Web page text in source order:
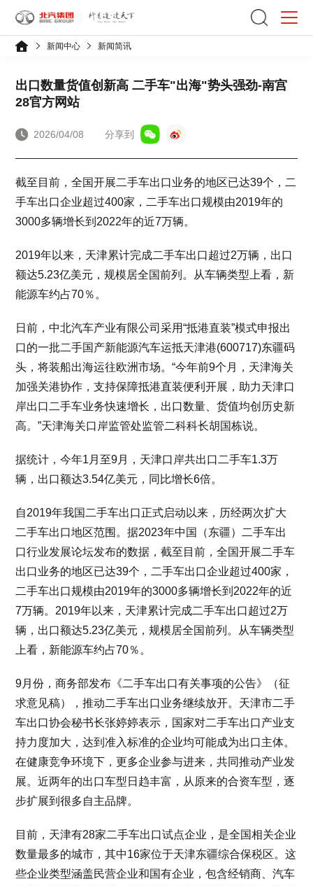
新闻中心 新闻简讯
出口数量货值创新高 二手车"出海"势头强劲-南宫
28官方网站
2026/04/08 分享到
截至目前，全国开展二手车出口业务的地区已达39个，二
手车出口企业超过400家，二手车出口规模由2019年的
3000多辆增长到2022年的近7万辆。
2019年以来，天津累计完成二手车出口超过2万辆，出口
额达5.23亿美元，规模居全国前列。从车辆类型上看，新
能源车约占70％。
日前，中北汽车产业有限公司采用“抵港直装”模式申报出
口的一批二手国产新能源汽车运抵天津港(600717)东疆码
头，将装船出海运往欧洲市场。“今年前9个月，天津海关
加强关港协作，支持保障抵港直装便利开展，助力天津口
岸出口二手车业务快速增长，出口数量、货值均创历史新
高。”天津海关口岸监管处监管二科科长胡国栋说。
据统计，今年1月至9月，天津口岸共出口二手车1.3万
辆，出口额达3.54亿美元，同比增长6倍。
自2019年我国二手车出口正式启动以来，历经两次扩大
二手车出口地区范围。据2023年中国（东疆）二手车出
口行业发展论坛发布的数据，截至目前，全国开展二手车
出口业务的地区已达39个，二手车出口企业超过400家，
二手车出口规模由2019年的3000多辆增长到2022年的近
7万辆。2019年以来，天津累计完成二手车出口超过2万
辆，出口额达5.23亿美元，规模居全国前列。从车辆类型
上看，新能源车约占70％。
9月份，商务部发布《二手车出口有关事项的公告》（征
求意见稿），推动二手车出口业务继续放开。天津市二手
车出口协会秘书长张婷婷表示，国家对二手车出口产业支
持力度加大，达到准入标准的企业均可能成为出口主体。
在健康竞争环境下，更多企业参与进来，共同推动产业发
展。近两年的出口车型日趋丰富，从原来的合资车型，逐
步扩展到很多自主品牌。
目前，天津有28家二手车出口试点企业，是全国相关企业
数量最多的城市，其中16家位于天津东疆综合保税区。这
些企业类型涵盖民营企业和国有企业，包含经销商、汽车